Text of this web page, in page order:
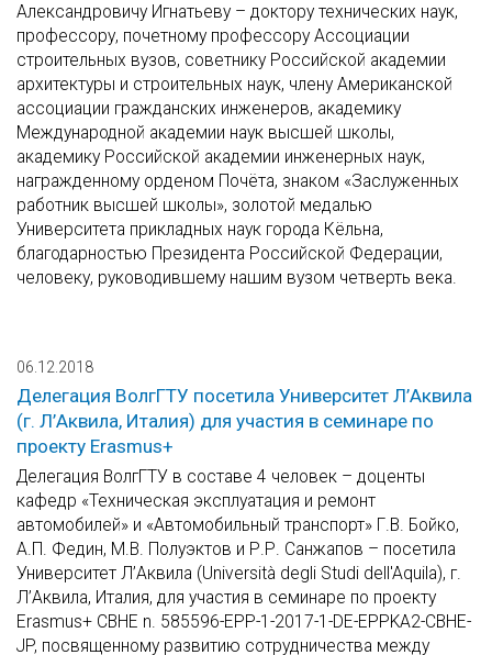
Александровичу Игнатьеву – доктору технических наук,
профессору, почетному профессору Ассоциации
строительных вузов, советнику Российской академии
архитектуры и строительных наук, члену Американской
ассоциации гражданских инженеров, академику
Международной академии наук высшей школы,
академику Российской академии инженерных наук,
награжденному орденом Почёта, знаком «Заслуженных
работник высшей школы», золотой медалью
Университета прикладных наук города Кёльна,
благодарностью Президента Российской Федерации,
человеку, руководившему нашим вузом четверть века.
06.12.2018
Делегация ВолгГТУ посетила Университет Л’Аквила
(г. Л’Аквила, Италия) для участия в семинаре по
проекту Erasmus+
Делегация ВолгГТУ в составе 4 человек – доценты
кафедр «Техническая эксплуатация и ремонт
автомобилей» и «Автомобильный транспорт» Г.В. Бойко,
А.П. Федин, М.В. Полуэктов и Р.Р. Санжапов – посетила
Университет Л’Аквила (Università degli Studi dell'Aquila), г.
Л’Аквила, Италия, для участия в семинаре по проекту
Erasmus+ СВНЕ n. 585596-ЕРР-1-2017-1-DE-EPPKA2-CBHE-
JP, посвященному развитию сотрудничества между